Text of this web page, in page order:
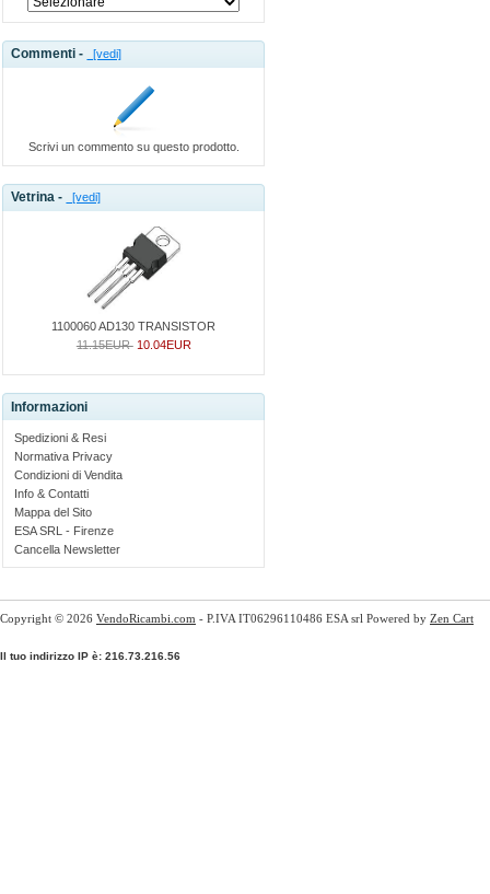
Commenti - [vedi]
Scrivi un commento su questo prodotto.
Vetrina - [vedi]
1100060 AD130 TRANSISTOR
11.15EUR 10.04EUR
Informazioni
Spedizioni & Resi
Normativa Privacy
Condizioni di Vendita
Info & Contatti
Mappa del Sito
ESA SRL - Firenze
Cancella Newsletter
Copyright © 2026 VendoRicambi.com - P.IVA IT06296110486 ESA srl Powered by Zen Cart
Il tuo indirizzo IP è: 216.73.216.56